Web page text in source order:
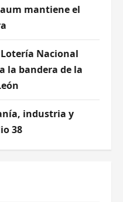
mantiene el
Nacional
la bandera de la
industria y
38